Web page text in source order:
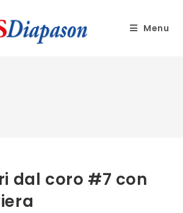
Menu
dal coro #7 con